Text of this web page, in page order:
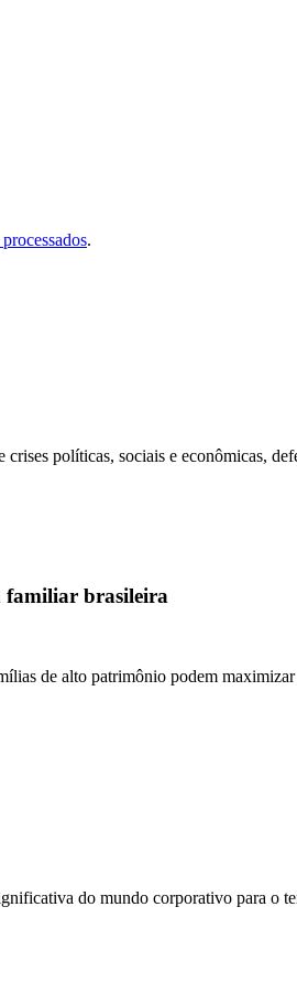
.
políticas, sociais e econômicas,
familiar brasileira
de alto patrimônio podem
do mundo corporativo para o